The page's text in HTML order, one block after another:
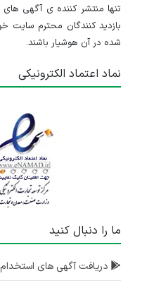
تنها منتشر کننده ی آگهی های
بازدید کنندگان محترم
شده در آن هوشیار باشند.
نماد اعتماد الکترونیکی
ما را دنبال کنید
دریافت آگهی های